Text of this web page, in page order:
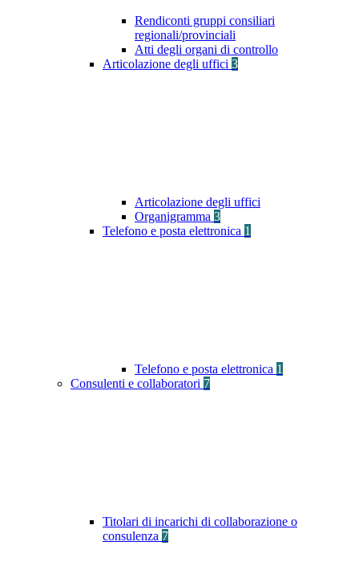
Rendiconti gruppi consiliari
regionali/provinciali
Atti degli organi di controllo
Articolazione degli uffici 3
Articolazione degli uffici
Organigramma 3
Telefono e posta elettronica 1
Telefono e posta elettronica 1
Consulenti e collaboratori 7
Titolari di incarichi di collaborazione o
consulenza 7